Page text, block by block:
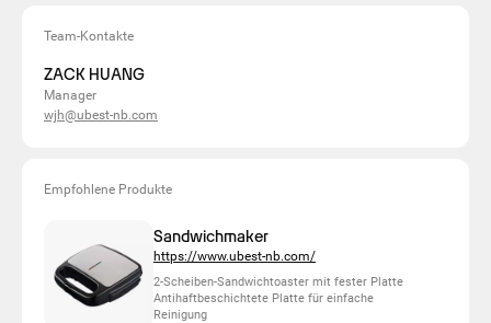
Team-Kontakte
ZACK HUANG
Manager
wjh@ubest-nb.com
Empfohlene Produkte
Sandwichmaker
https://www.ubest-nb.com/
2-Scheiben-Sandwichtoaster mit fester Platte
Antihaftbeschichtete Platte für einfache
Reinigung